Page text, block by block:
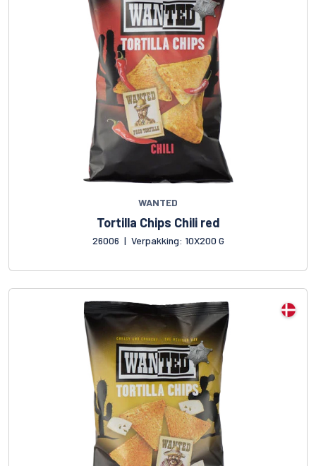
WANTED
Tortilla Chips Chili red
26006 | Verpakking: 10X200 G